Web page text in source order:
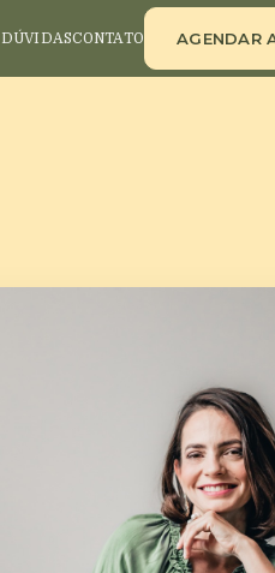
DÚVIDASCONTATO AGENDAR